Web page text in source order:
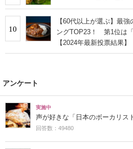
10
【60代以上が選ぶ】最
ングTOP23！ 第1位は「
【2024年最新投票結果】
アンケート
実施中
声が好きな「日本のボーカリス
回答数：49480